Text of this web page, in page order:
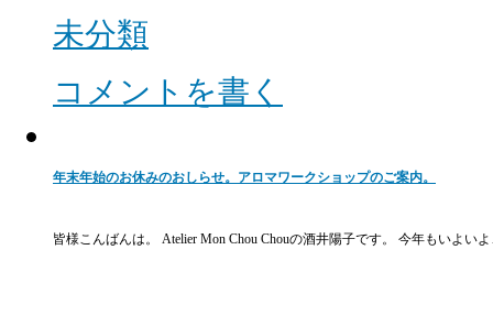
未分類
コメントを書く
年末年始のお休みのおしらせ。アロマワークショップのご案内。
皆様こんばんは。 Atelier Mon Chou Chouの酒井陽子です。 今年もいよ